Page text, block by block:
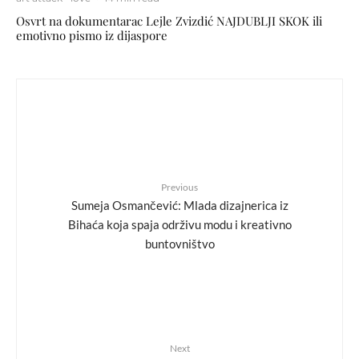
Osvrt na dokumentarac Lejle Zvizdić NAJDUBLJI SKOK ili
emotivno pismo iz dijaspore
Previous
Sumeja Osmančević: Mlada dizajnerica iz
Bihaća koja spaja održivu modu i kreativno
buntovništvo
Next